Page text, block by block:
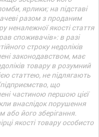
ярлики; на підставі
разом з проданим
неналежної якості стаття
споживачів»: в разі
строку недоліків
законодавством, має
товару в розумний
статтею, не підлягають
що
частиною першою цієї
внаслідок порушення
його зберігання.
якості товару особисто